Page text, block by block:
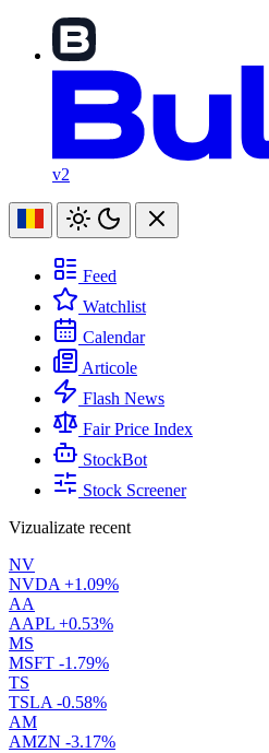
v2
Feed
Watchlist
Calendar
Articole
Flash News
Fair Price Index
StockBot
Stock Screener
Vizualizate recent
NV
NVDA +1.09%
AA
AAPL +0.53%
MS
MSFT -1.79%
TS
TSLA -0.58%
AM
AMZN -3.17%